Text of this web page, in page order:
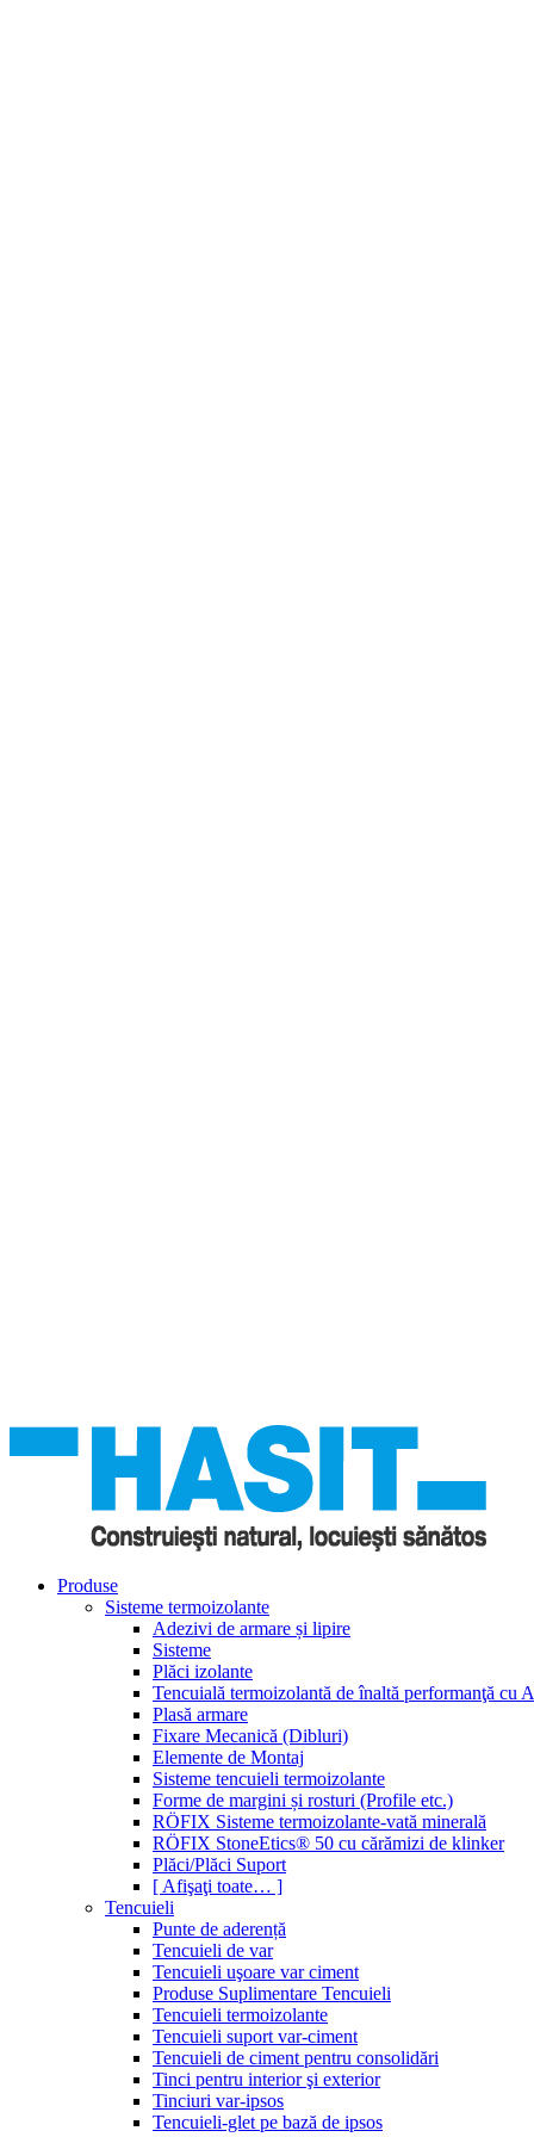
Produse
Sisteme termoizolante
Adezivi de armare și lipire
Sisteme
Plăci izolante
Tencuială termoizolantă de înaltă performanţă cu
Plasă armare
Fixare Mecanică (Dibluri)
Elemente de Montaj
Sisteme tencuieli termoizolante
Forme de margini și rosturi (Profile etc.)
RÖFIX Sisteme termoizolante-vată minerală
RÖFIX StoneEtics® 50 cu cărămizi de klinker
Plăci/Plăci Suport
[ Afişaţi toate… ]
Tencuieli
Punte de aderență
Tencuieli de var
Tencuieli uşoare var ciment
Produse Suplimentare Tencuieli
Tencuieli termoizolante
Tencuieli suport var-ciment
Tencuieli de ciment pentru consolidări
Tinci pentru interior şi exterior
Tinciuri var-ipsos
Tencuieli-glet pe bază de ipsos